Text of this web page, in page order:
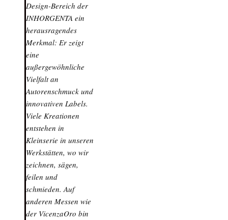
Design-Bereich der
INHORGENTA ein
herausragendes
Merkmal: Er zeigt
eine
außergewöhnliche
Vielfalt an
Autorenschmuck und
innovativen Labels.
Viele Kreationen
entstehen in
Kleinserie in unseren
Werkstätten, wo wir
zeichnen, sägen,
feilen und
schmieden. Auf
anderen Messen wie
der VicenzaOro bin